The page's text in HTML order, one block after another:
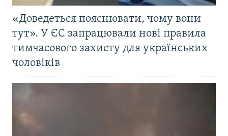
«Доведеться пояснювати, чому вони
тут». У ЄС запрацювали нові правила
тимчасового захисту для українських
чоловіків